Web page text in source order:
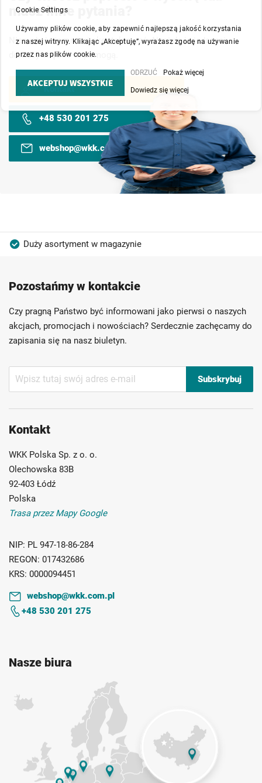
masz inne pytania?
Nie wahaj się z nami skontaktować. Nasi doświadczeni
doradcy chętnie Ci pomogą.
Kontakt
+48 530 201 275
webshop@wkk.com.pl
Duży asortyment w magazynie
Szybka dostawa
Indywidualni doradcy
Ponad 40 lat doświadczenia
Możliwość własnego etykietowania
Pozostańmy w kontakcie
Czy pragną Państwo być informowani jako pierwsi o naszych
akcjach, promocjach i nowościach? Serdecznie zachęcamy do
zapisania się na nasz biuletyn.
Subskrybuj
nasz
Subskrybuj
Kontakt
WKK Polska Sp. z o. o.
Olechowska 83B
92-403 Łódź
Polska
Trasa przez Mapy Google
NIP: PL 947-18-86-284
REGON: 017432686
KRS: 0000094451
webshop@wkk.com.pl
+48 530 201 275
Nasze biura
Cookie Settings
Używamy plików cookie, aby zapewnić najlepszą jakość korzystania
z naszej witryny. Klikając „Akceptuję”, wyrażasz zgodę na używanie
przez nas plików cookie.
AKCEPTUJ WSZYSTKIE
ODRZUĆ Pokaż więcej
Dowiedz się więcej